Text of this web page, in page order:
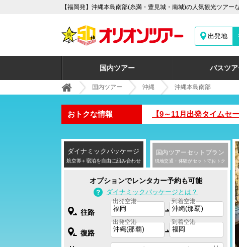
【福岡発】沖縄本島南部(糸満・豊見城・南城)の人気観光ツア
出発地
国内ツアー バスツ
国内ツアー 沖縄 沖縄本島南部
おトクな情報 【9～11月出発タイムセ
ダイナミックパッケージ
航空券＋宿泊を自由に組み合わせ
国内ツアー セットプラン
現地交通・体験がセットでおトク
オプションでレンタカー予約も可能
ダイナミックパッケージとは？
往路
出発空港 到着空港
復路
出発空港 到着空港